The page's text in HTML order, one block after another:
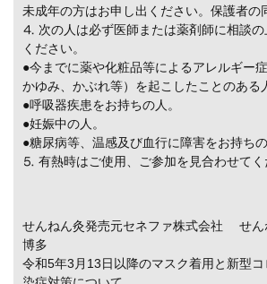
未成年の方はお申し出ください。保護者の
⒋ 次の人は必ず医師または薬剤師に相談の
ください。
●今までに薬や化粧品等によるアレルギー
かゆみ、かぶれ等）を起こしたことのある
●呼吸器疾患をお持ちの人。
●妊娠中の人。
●糖尿病等、温感及び血行に障害をお持ちの
⒌ 有熱時はご使用、ご参加を見合わせてく
せんねん灸発売元セネファ株式会社 せん
博多
令和5年3月13日以降のマスク着用と新型